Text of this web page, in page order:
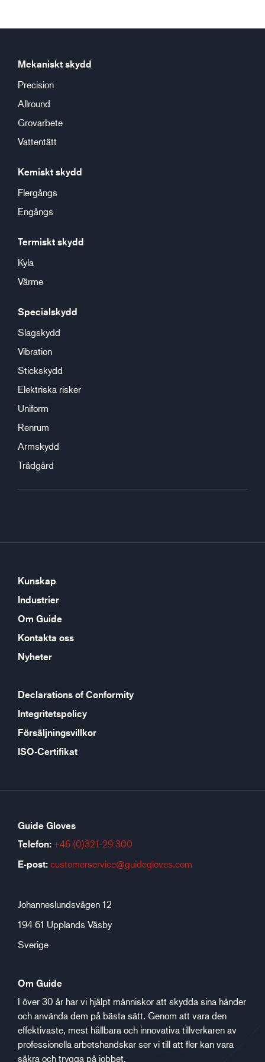
Mekaniskt skydd
Precision
Allround
Grovarbete
Vattentätt
Kemiskt skydd
Flergångs
Engångs
Termiskt skydd
Kyla
Värme
Specialskydd
Slagskydd
Vibration
Stickskydd
Elektriska risker
Uniform
Renrum
Armskydd
Trädgård
Kunskap
Industrier
Om Guide
Kontakta oss
Nyheter
Declarations of Conformity
Integritetspolicy
Försäljningsvillkor
ISO-Certifikat
Guide Gloves
Telefon: +46 (0)321-29 300
E-post: customerservice@guidegloves.com
Johanneslundsvägen 12
194 61 Upplands Väsby
Sverige
Om Guide
I över 30 år har vi hjälpt människor att skydda sina händer
och använda dem på bästa sätt. Genom att vara den
effektivaste, mest hållbara och innovativa tillverkaren av
professionella arbetshandskar ser vi till att fler kan vara
säkra och trygga på jobbet.